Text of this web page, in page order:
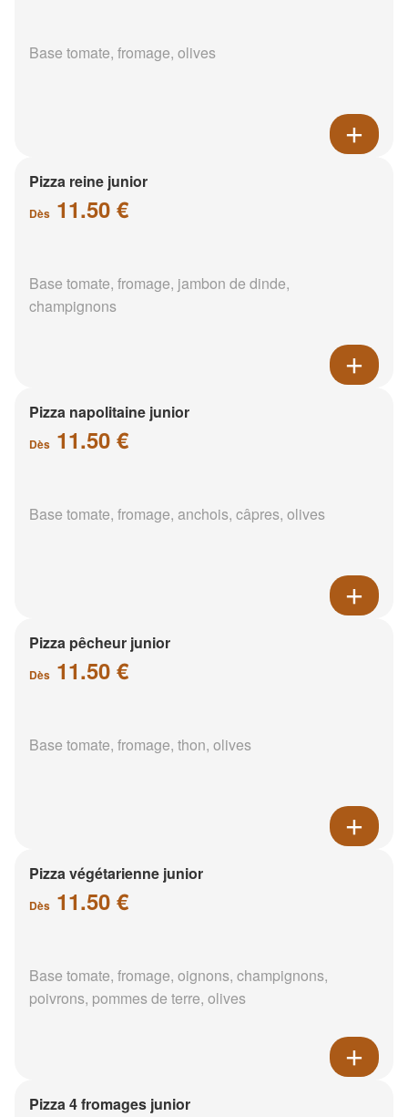
Base tomate, fromage, olives
Pizza reine junior
Dès 11.50 €
Base tomate, fromage, jambon de dinde,
champignons
Pizza napolitaine junior
Dès 11.50 €
Base tomate, fromage, anchois, câpres, olives
Pizza pêcheur junior
Dès 11.50 €
Base tomate, fromage, thon, olives
Pizza végétarienne junior
Dès 11.50 €
Base tomate, fromage, oignons, champignons,
poivrons, pommes de terre, olives
Pizza 4 fromages junior